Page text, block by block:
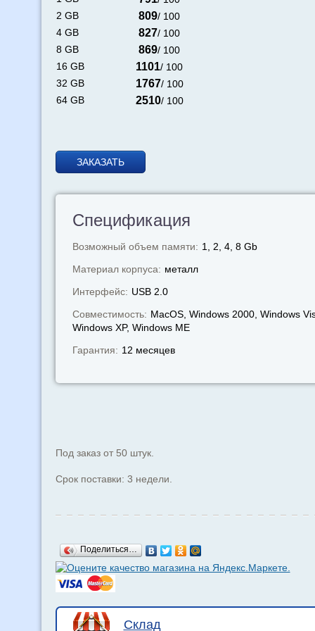
2 GB
809/ 100
4 GB
827/ 100
8 GB
869/ 100
16 GB
1101/ 100
32 GB
1767/ 100
64 GB
2510/ 100
ЗАКАЗАТЬ
Спецификация
Возможный объем памяти: 1, 2, 4, 8 Gb
Материал корпуса: металл
Интерфейс: USB 2.0
Совместимость: MacOS, Windows 2000, Windows
Windows XP, Windows МЕ
Гарантия: 12 месяцев
Под заказ от 50 штук.
Срок поставки: 3 недели.
Поделиться…
Склад